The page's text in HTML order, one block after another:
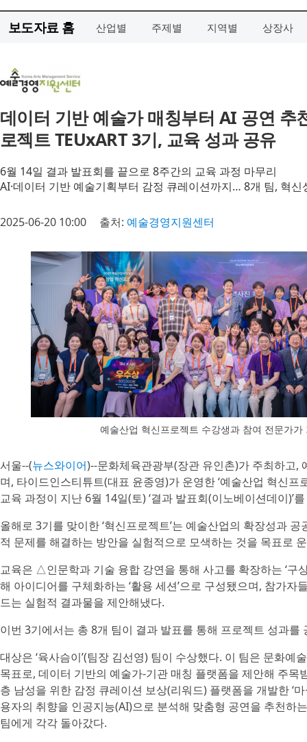
보도자료 홈 산업별 주제별 지역별 상장사
데이터 기반 예술가 매칭부터 AI 공연
로젝트 TEUxART 3기, 교육 성과 공유
6월 14일 결과 발표회를 끝으로 8주간의 교육 과정 마무리
AI·데이터 기반 예술기획부터 감정 큐레이션까지… 8개 팀, 혁신
2025-06-20 10:00 출처: 예술경영지원센터
예술산업 혁신프로젝트 수강생과 참여 전문가
서울--(뉴스와이어)--문화체육관광부(장관 유인촌)가 주최하고,
며, 타이드인스티튜트(대표 윤종영)가 운영한 ‘예술산업 혁신프
교육 과정이 지난 6월 14일(토) ‘결과 발표회(이노베이션데이)’
올해로 3기를 맞이한 ‘혁신프로젝트’는 예술산업의 확장성과
적 문제를 해결하는 방안을 실험적으로 모색하는 것을 목표로
교육은 △인문학과 기술 융합 강연을 통해 사고를 확장하는 ‘구
해 아이디어를 구체화하는 ‘활용 세션’으로 구성됐으며, 참가
드는 실험적 결과물을 제안해냈다.
이번 3기에서는 총 8개 팀이 결과 발표를 통해 프로젝트 성과를
대상은 ‘육사슴이’(팀장 김선영) 팀이 수상했다. 이 팀은 문화예
목표로, 데이터 기반의 예술가-기관 매칭 플랫폼을 제안해 주
층 남성을 위한 감정 큐레이션 보상(리워드) 플랫폼을 개발한 ‘
용자의 취향을 인공지능(AI)으로 분석해 맞춤형 공연을 추천하
팀에게 각각 돌아갔다.